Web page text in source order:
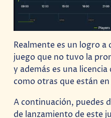
Realmente es un logro a
juego que no tuvo la
y además es una
como otras que están
A continuación, puedes
de lanzamiento de este